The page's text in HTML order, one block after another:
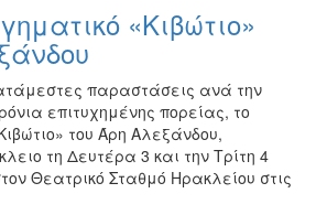
«Κιβώτιο»
παραστάσεις ανά την
επιτυχημένης πορείας, το
του Άρη Αλεξάνδου,
τη Δευτέρα 3 και την Τρίτη 4
Θεατρικό Σταθμό Ηρακλείου στις